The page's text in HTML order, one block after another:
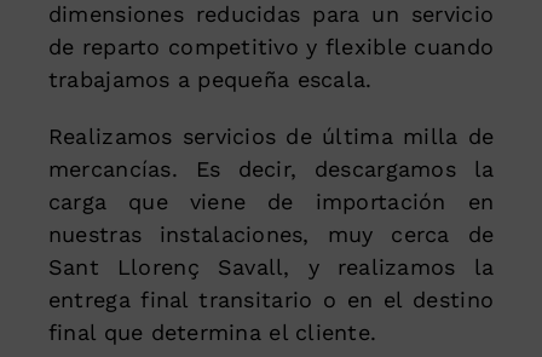
dimensiones reducidas para un servicio
de reparto competitivo y flexible cuando
trabajamos a pequeña escala.
Realizamos servicios de última milla de
mercancías. Es decir, descargamos la
carga que viene de importación en
nuestras instalaciones, muy cerca de
Sant Llorenç Savall, y realizamos la
entrega final transitario o en el destino
final que determina el cliente.